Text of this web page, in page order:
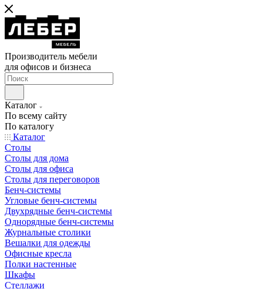
Производитель мебели
для офисов и бизнеса
Каталог
По всему сайту
По каталогу
Каталог
Столы
Столы для дома
Столы для офиса
Столы для переговоров
Бенч-системы
Угловые бенч-системы
Двухрядные бенч-системы
Однорядные бенч-системы
Журнальные столики
Вешалки для одежды
Офисные кресла
Полки настенные
Шкафы
Стеллажи